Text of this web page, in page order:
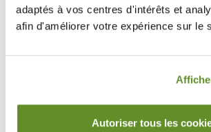
adaptés à vos centres d'intérêts et
afin d'améliorer votre expérience sur le
Autoriser tous les
Thé vert et thé vert au jasmin (Camellia
pétales de fleur, arômes (litchi,
Suggestion de préparation :
Temps d'infusion conseillé : 3/4 mn